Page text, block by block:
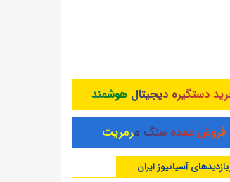
دستگیره دیجیتال هوشمند
فروش عمده سنگ مرمریت
آسیانیوز ایران